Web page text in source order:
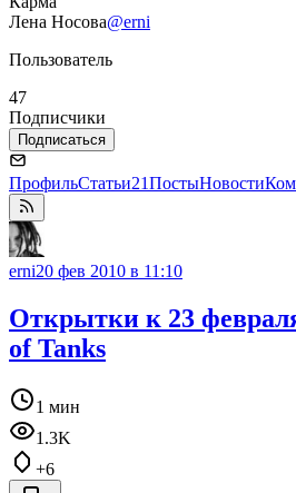
Лена Носова@erni
Пользователь
47
Подписчики
Подписаться
ПрофильСтатьи21ПостыНовости
erni20 фев 2010 в 11:10
Открытки к 23
of Tanks
1 мин
1.3K
+6